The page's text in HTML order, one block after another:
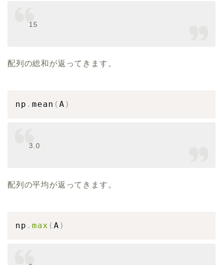
15
配列の総和が返ってきます。
np . mean ( A )
3.0
配列の平均が返ってきます。
np . max ( A )